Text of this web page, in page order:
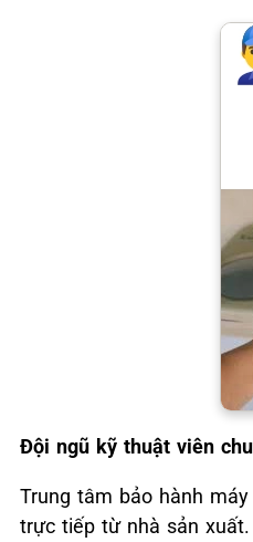
Đội ngũ kỹ thuật viên
Trung tâm bảo hành
trực tiếp từ nhà sản